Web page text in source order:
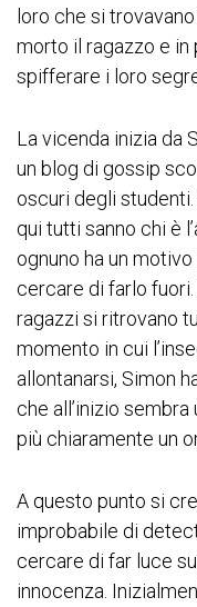
loro che si
morto il ragazzo e in
spifferare i loro
La vicenda inizia da
un blog di gossip
oscuri degli
qui tutti sanno chi è
ognuno ha un
cercare di farlo
ragazzi si ritrovano
momento in cui
allontanarsi, Simon
che all’inizio
più chiaramente un
A questo punto si
improbabile di
cercare di far luce
innocenza.